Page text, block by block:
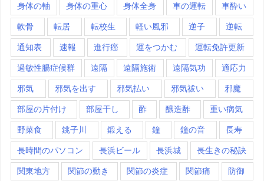
身体の軸 身体の重心 身体全身 車の運転 車酔い
軟骨 転居 転校生 軽い風邪 逆子 逆転
通知表 速報 進行癌 運をつかむ 運転免許更新
過敏性腸症候群 遠隔 遠隔施術 遠隔気功 適応力
邪気 邪気を出す 邪気払い 邪気祓い 邪魔
部屋の片付け 部屋干し 酢 醸造酢 重い病気
野菜食 銚子川 鍛える 鐘 鐘の音 長寿
長時間のパソコン 長浜ビール 長浜城 長生きの秘訣
関東地方 関節の動き 関節の炎症 関節痛 防御